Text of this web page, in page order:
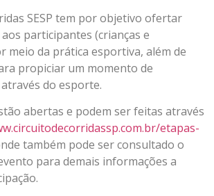
SESP tem por objetivo ofertar
participantes (crianças e
meio da prática esportiva, além de
propiciar um momento de
do esporte.
abertas e podem ser feitas através
etapas-
também pode ser consultado o
para demais informações a